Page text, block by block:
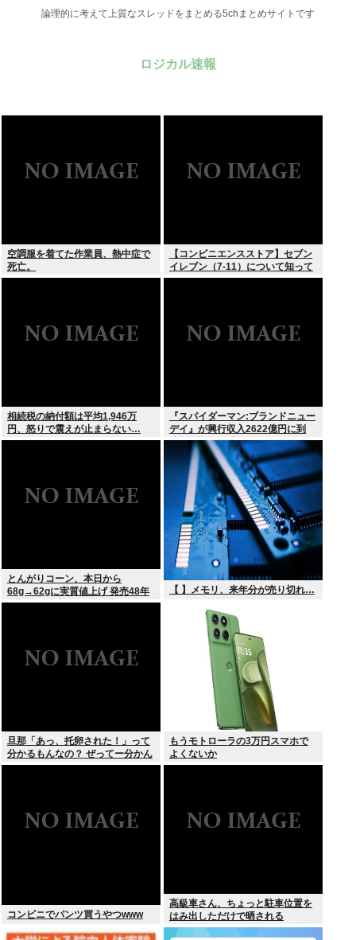
論理的に考えて上質なスレッドをまとめる5chまとめサイトです
ロジカル速報
空調服を着てた作業員、熱中症で
死亡。
【コンビニエンスストア】セブン
イレブン（7-11）について知って
いること
相続税の納付額は平均1,946万
円、怒りで震えが止まらない…
『スパイダーマン:ブランドニュー
デイ』が興行収入2622億円に到
達！2週目も好調に推移へ
とんがりコーン、本日から
68g→62gに実質値上げ 発売48年
で初の箱縮小 メーカー「CO2も
【 】メモリ、来年分が売り切れ…
旦那「あっ、托卵された！」って
分かるもんなの？ ぜってー分かん
ないだろ。
もうモトローラの3万円スマホで
よくないか
コンビニでパンツ買うやつwww
高級車さん、ちょっと駐車位置を
はみ出しただけで晒される
wwwWwwWWw